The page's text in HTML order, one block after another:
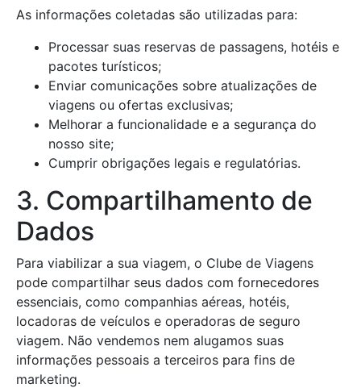
As informações coletadas são utilizadas para:
Processar suas reservas de passagens, hotéis e
pacotes turísticos;
Enviar comunicações sobre atualizações de
viagens ou ofertas exclusivas;
Melhorar a funcionalidade e a segurança do
nosso site;
Cumprir obrigações legais e regulatórias.
3. Compartilhamento de
Dados
Para viabilizar a sua viagem, o Clube de Viagens
pode compartilhar seus dados com fornecedores
essenciais, como companhias aéreas, hotéis,
locadoras de veículos e operadoras de seguro
viagem. Não vendemos nem alugamos suas
informações pessoais a terceiros para fins de
marketing.